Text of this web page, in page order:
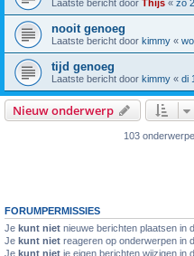
Laatste bericht door Thijs « zo
nooit genoeg
Laatste bericht door kimmy «
tijd genoeg
Laatste bericht door kimmy « di
Nieuw onderwerp
103
FORUMPERMISSIES
Je kunt niet nieuwe berichten plaatsen in
Je kunt niet reageren op onderwerpen in
Je kunt niet je eigen berichten wijzigen in